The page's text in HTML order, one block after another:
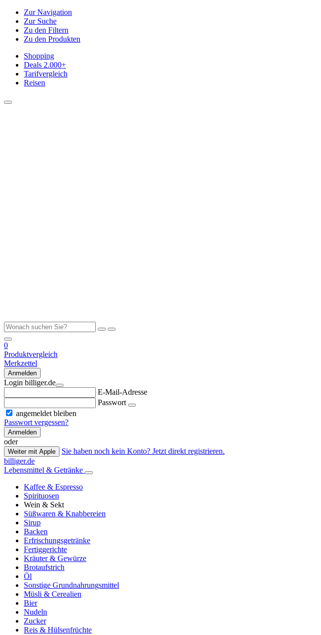
Zur Navigation
Zur Suche
Zu den Filtern
Zu den Produkten
Shopping
Deals 2.000+
Tarifvergleich
Reisen
0
Produktvergleich
Merkzettel
Anmelden
Login billiger.de
E-Mail-Adresse
Passwort
angemeldet bleiben
Passwort vergessen?
Anmelden
oder
Weiter mit Apple
Sie haben noch kein Konto? Jetzt direkt registrieren.
billiger.de
Lebensmittel & Getränke
Kaffee & Espresso
Spirituosen
Wein & Sekt
Süßwaren & Knabbereien
Sirup
Backen
Erfrischungsgetränke
Fertiggerichte
Kräuter & Gewürze
Brotaufstrich
Öl
Sonstige Grundnahrungsmittel
Müsli & Cerealien
Bier
Nudeln
Zucker
Reis & Hülsenfrüchte